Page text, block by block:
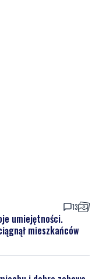
13
umiejętności.
mieszkańców